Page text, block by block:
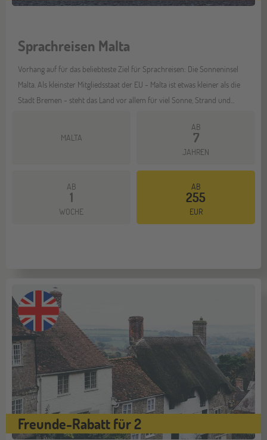
Sprachreisen Malta
Vorhang auf für das beliebteste Ziel für Sprachreisen: Die Sonneninsel
Malta. Als kleinster Mitgliedsstaat der EU - Malta ist etwas kleiner als die
Stadt Bremen - steht das Land vor allem für viel Sonne, Strand und...
MALTA
AB
7
JAHREN
AB
1
WOCHE
AB
255
EUR
Freunde-Rabatt für 2